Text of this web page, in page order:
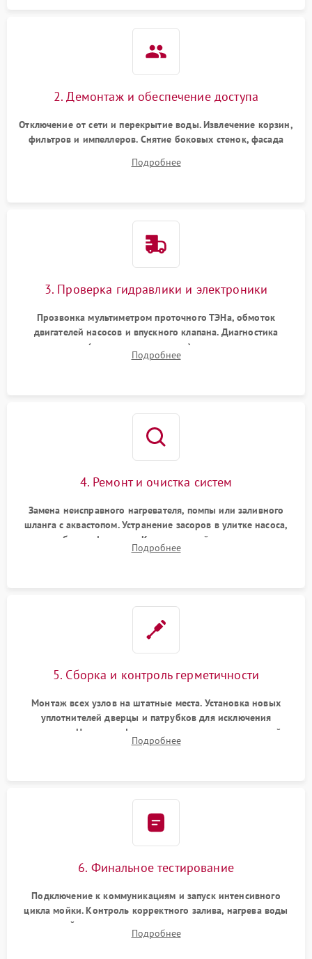
2. Демонтаж и обеспечение доступа
Отключение от сети и перекрытие воды. Извлечение корзин,
фильтров и импеллеров. Снятие боковых стенок, фасада
циркуляционному насосу, ТЭНу и сливной помпе.
Подробнее
3. Проверка гидравлики и электроники
Прозвонка мультиметром проточного ТЭНа, обмоток
двигателей насосов и впускного клапана. Диагностика
прессостата (датчика уровня воды), датчика мутности,
концевика дверцы и электронного модуля управления.
Подробнее
4. Ремонт и очистка систем
Замена неисправного нагревателя, помпы или заливного
шланга с аквастопом. Устранение засоров в улитке насоса,
патрубках и фильтрах. Компонентный ремонт платы
управления, восстановление поврежденной проводки.
Подробнее
5. Сборка и контроль герметичности
Монтаж всех узлов на штатные места. Установка новых
уплотнителей дверцы и патрубков для исключения
протечек. Надежная фиксация хомутов гидравлической
системы, сборка корпуса и установка датчика поплавка.
Подробнее
6. Финальное тестирование
Подключение к коммуникациям и запуск интенсивного
цикла мойки. Контроль корректного залива, нагрева воды
до нужной температуры, отсутствия посторонних шумов,
штатного слива и абсолютной сухости в поддоне.
Подробнее